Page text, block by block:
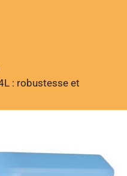
: robustesse et